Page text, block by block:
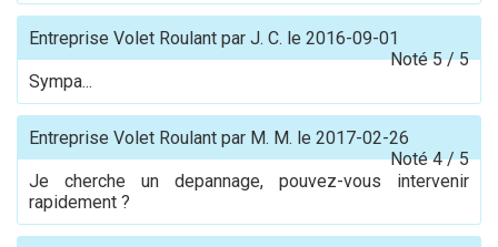
Entreprise Volet Roulant par J. C. le 2016-09-01
Noté5/5
Sympa...
Entreprise Volet Roulant par M. M. le 2017-02-26
Noté4/5
Je cherche un depannage, pouvez-vous intervenir
rapidement ?